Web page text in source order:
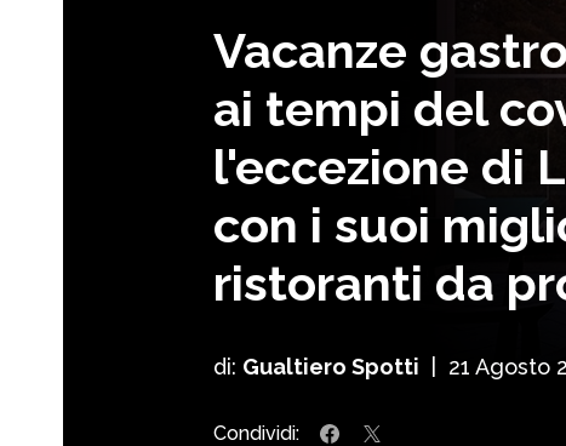
Vacanze
ai tempi del
l'eccezione di
con i suoi
ristoranti da
di: Gualtiero Spotti 21 Agosto
Condividi: